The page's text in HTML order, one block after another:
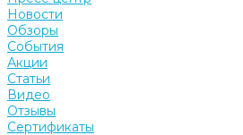
Новости
Обзоры
События
Акции
Статьи
Видео
Отзывы
Сертификаты